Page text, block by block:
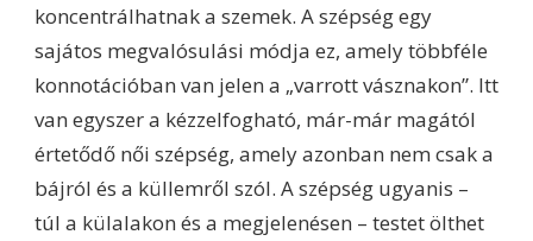
koncentrálhatnak a szemek. A szépség egy
sajátos megvalósulási módja ez, amely többféle
konnotációban van jelen a „varrott vásznakon”. Itt
van egyszer a kézzelfogható, már-már magától
értetődő női szépség, amely azonban nem csak a
bájról és a küllemről szól. A szépség ugyanis –
túl a külalakon és a megjelenésen – testet ölthet